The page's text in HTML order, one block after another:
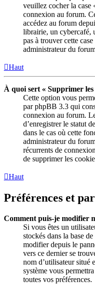
veuillez cocher la case
connexion au forum.
accédez au forum
librairie, un cybercafé,
pas à trouver cette
administrateur du
Haut
À quoi sert « Supprimer les
Cette option vous
par phpBB 3.3 qui
connexion au forum.
d’enregistrer le statut
dans le cas où cette
administrateur du
récurrents de
de supprimer les
Haut
Préférences et
Comment puis-je modifier
Si vous êtes un
stockés dans la base
modifier depuis le
vers ce dernier se
nom d’utilisateur situé
système vous
toutes vos préférences.